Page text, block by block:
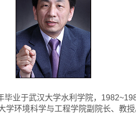
业于武汉大学水利学院，
学环境科学与工程学院副院长、教